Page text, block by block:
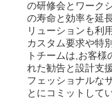
の研修会とワーク
の寿命と効率を延
リューションも利
カスタム要求や特
トチームは,お客
れた勧告と設計支
フェッショナルな
とにコミットして